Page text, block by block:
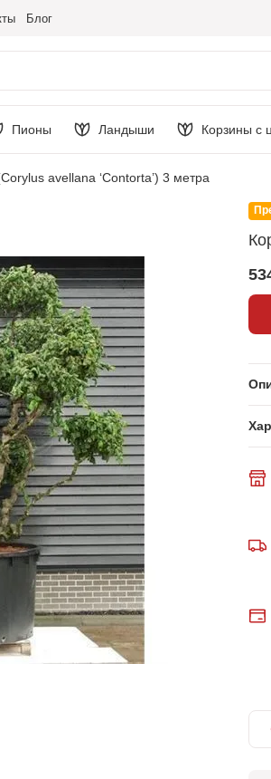
Блог
Пионы Ландыши Корзины с
avellana ‘Contorta’) 3 метра